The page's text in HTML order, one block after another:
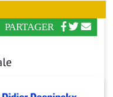
PARTAGER